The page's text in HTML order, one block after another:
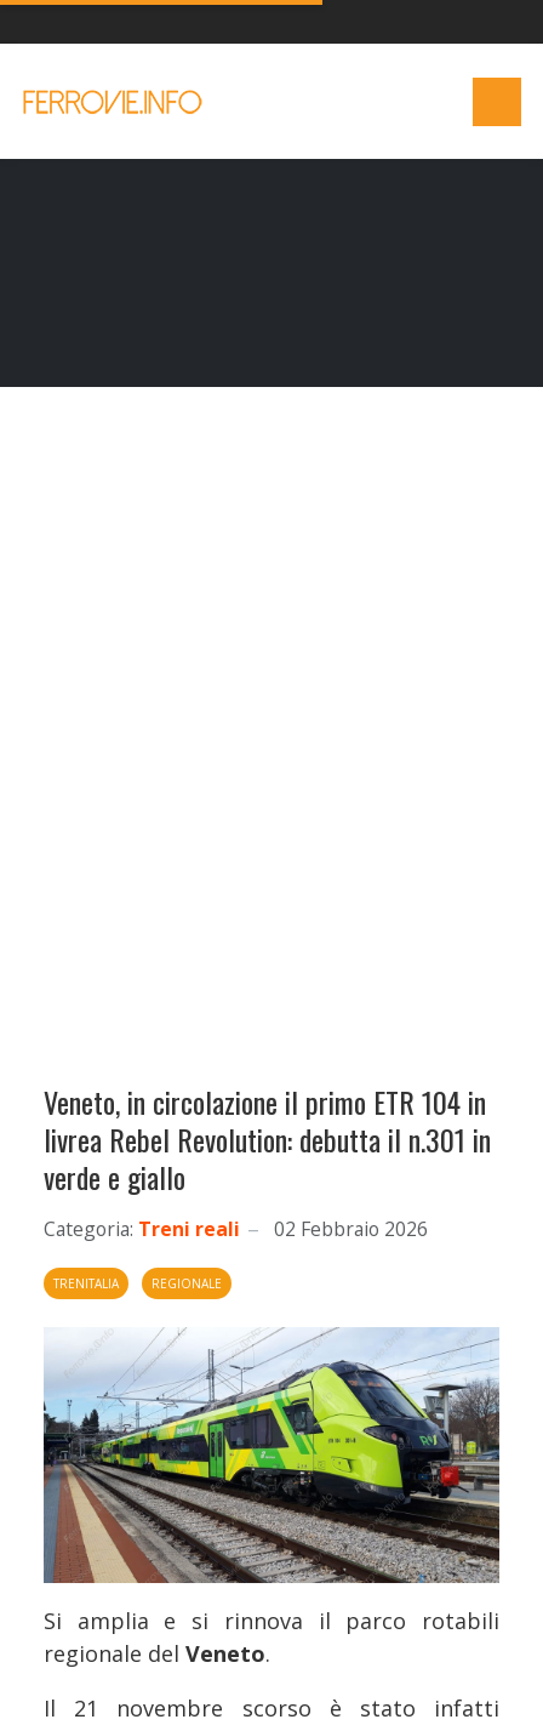
Veneto, in circolazione il primo ETR 104 in
livrea Rebel Revolution: debutta il n.301 in
verde e giallo
Categoria: Treni reali 02 Febbraio 2026
TRENITALIA REGIONALE
Si amplia e si rinnova il parco rotabili
regionale del Veneto.
Il 21 novembre scorso è stato infatti